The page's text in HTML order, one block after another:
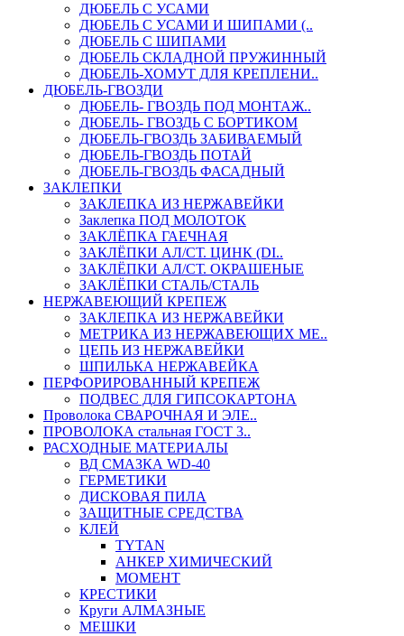
ДЮБЕЛЬ С УСАМИ
ДЮБЕЛЬ С УСАМИ И ШИПАМИ (..
ДЮБЕЛЬ С ШИПАМИ
ДЮБЕЛЬ СКЛАДНОЙ ПРУЖИННЫЙ
ДЮБЕЛЬ-ХОМУТ ДЛЯ КРЕПЛЕНИ..
ДЮБЕЛЬ-ГВОЗДИ
ДЮБЕЛЬ- ГВОЗДЬ ПОД МОНТАЖ..
ДЮБЕЛЬ- ГВОЗДЬ С БОРТИКОМ
ДЮБЕЛЬ-ГВОЗДЬ ЗАБИВАЕМЫЙ
ДЮБЕЛЬ-ГВОЗДЬ ПОТАЙ
ДЮБЕЛЬ-ГВОЗДЬ ФАСАДНЫЙ
ЗАКЛЕПКИ
ЗАКЛЕПКА ИЗ НЕРЖАВЕЙКИ
Заклепка ПОД МОЛОТОК
ЗАКЛЁПКА ГАЕЧНАЯ
ЗАКЛЁПКИ АЛ/СТ. ЦИНК (DI..
ЗАКЛЁПКИ АЛ/СТ. ОКРАШЕНЫЕ
ЗАКЛЁПКИ СТАЛЬ/СТАЛЬ
НЕРЖАВЕЮЩИЙ КРЕПЕЖ
ЗАКЛЕПКА ИЗ НЕРЖАВЕЙКИ
МЕТРИКА ИЗ НЕРЖАВЕЮЩИХ МЕ..
ЦЕПЬ ИЗ НЕРЖАВЕЙКИ
ШПИЛЬКА НЕРЖАВЕЙКА
ПЕРФОРИРОВАННЫЙ КРЕПЕЖ
ПОДВЕС ДЛЯ ГИПСОКАРТОНА
Проволока СВАРОЧНАЯ И ЭЛЕ..
ПРОВОЛОКА стальная ГОСТ 3..
РАСХОДНЫЕ МАТЕРИАЛЫ
ВД СМАЗКА WD-40
ГЕРМЕТИКИ
ДИСКОВАЯ ПИЛА
ЗАЩИТНЫЕ СРЕДСТВА
КЛЕЙ
TYTAN
АНКЕР ХИМИЧЕСКИЙ
МОМЕНТ
КРЕСТИКИ
Круги АЛМАЗНЫЕ
МЕШКИ